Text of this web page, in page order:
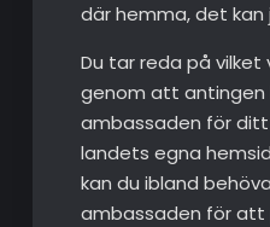
där hemma, det kan
Du tar reda på vilket
genom att antingen
ambassaden för
landets egna
kan du ibland
ambassaden för att